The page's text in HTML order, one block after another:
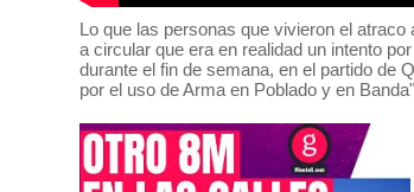
Lo que las personas que vivieron el
a circular que era en realidad un intento
durante el fin de semana, en el partido de
por el uso de Arma en Poblado y en